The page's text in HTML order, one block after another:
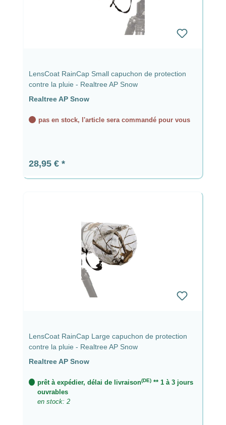
LensCoat RainCap Small capuchon de protection
contre la pluie - Realtree AP Snow
Realtree AP Snow
pas en stock, l'article sera commandé pour vous
Prix régulier :
28,95 €
LensCoat RainCap Large capuchon de protection
contre la pluie - Realtree AP Snow
Realtree AP Snow
prêt à expédier, délai de livraison(DE)** 1 à 3 jours
ouvrables
en stock: 2